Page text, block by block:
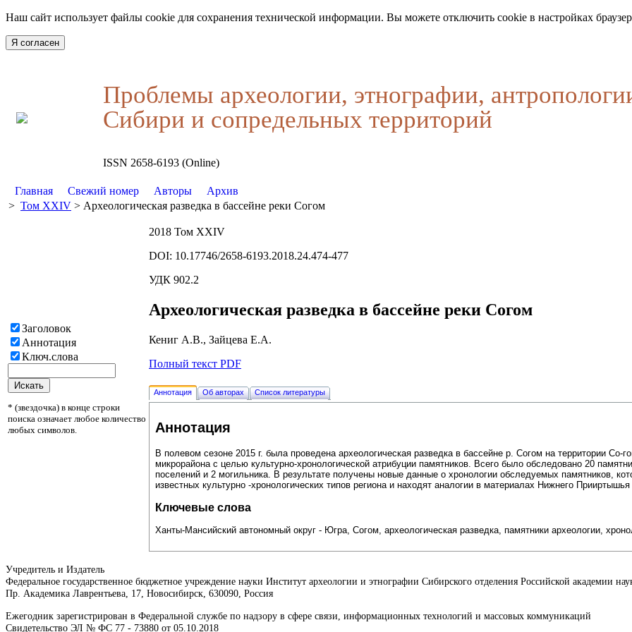
Наш сайт использует файлы cookie для сохранения технической информации. Вы можете отключить cookie в настройках
Я согласен
Проблемы археологии, этнографии,
Сибири и сопредельных территорий
ISSN 2658-6193 (Online)
Главная Свежий номер Авторы
Архив
> Том XXIV > Археологическая разведка в бассейне реки Согом
Заголовок
Аннотация
Ключ.слова
* (звездочка) в конце строки
поиска означает любое количество
любых символов.
2018 Том XXIV
DOI: 10.17746/2658-6193.2018.24.474-477
УДК 902.2
Археологическая разведка в бассейне реки Согом
Кениг А.В., Зайцева Е.А.
Полный текст PDF
Аннотация Об авторах Список литературы
Аннотация
В полевом сезоне 2015 г. была проведена археологическая разведка в бассейне р. Согом на территории Со-
микрорайона с целью культурно-хронологической атрибуции памятников. Всего было обследовано 20
поселений и 2 могильника. В результате получены новые данные о хронологии обследуемых памятников,
известных культурно -хронологических типов региона и находят аналогии в материалах Нижнего
Ключевые слова
Ханты-Мансийский автономный округ - Югра, Согом, археологическая разведка, памятники археологии,
Учредитель и Издатель
Федеральное государственное бюджетное учреждение науки Институт археологии и этнографии Сибирского отделения Российской академии
Пр. Академика Лаврентьева, 17, Новосибирск, 630090, Россия
Ежегодник зарегистрирован в Федеральной службе по надзору в сфере связи, информационных технологий и массовых коммуникаций
Свидетельство ЭЛ № ФС 77 - 73880 от 05.10.2018